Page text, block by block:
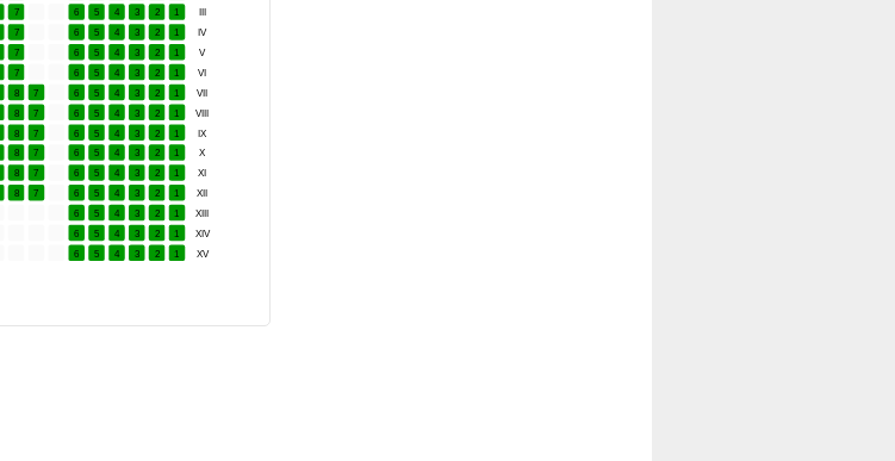
7 6 5 4 3 2 1
III
7 6 5 4 3 2 1
IV
7 6 5 4 3 2 1
V
7 6 5 4 3 2 1
VI
8 7 6 5 4 3 2 1
VII
8 7 6 5 4 3 2 1 VIII
8 7 6 5 4 3 2 1 IX
8 7 6 5 4 3 2 1
X
8 7 6 5 4 3 2 1
XI
8 7 6 5 4 3 2 1 XII
6 5 4 3 2 1 XIII
6 5 4 3 2 1
XIV
6 5 4 3 2 1 XV